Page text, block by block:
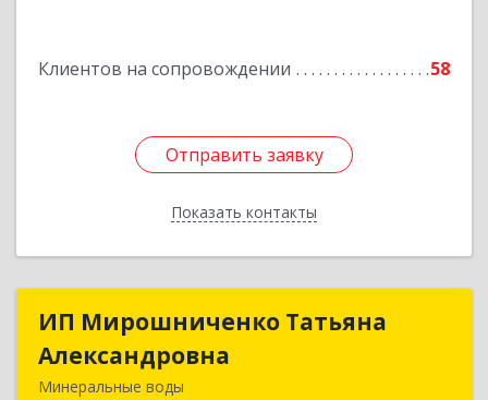
Клиентов на сопровождении 58
Отправить заявку
Показать контакты
Отправить заявку
Назад
ИП Мирошниченко Татьяна
Александровна
Минеральные воды
ИП Мирошниченко Татьяна